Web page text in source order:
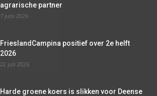
agrarische partner
7 juni 2026
FrieslandCampina positief over 2e helft
2026
22 juli 2026
Harde groene koers is slikken voor Deense